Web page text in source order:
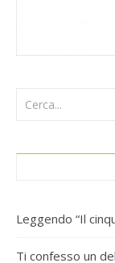
Leggendo “Il
Ti confesso un